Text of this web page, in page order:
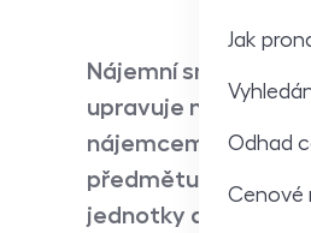
Jak
Odhad
Cenové
Nájemní smlouva
upravuje nájemní
nájemcem.
předmětu nájmu,
jednotky a podlaží,